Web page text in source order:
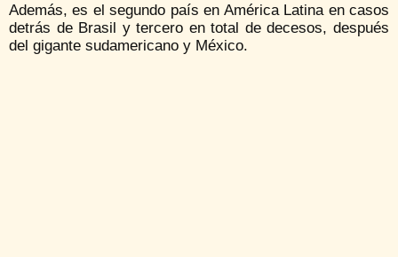
Además, es el segundo país en América Latina en casos
detrás de Brasil y tercero en total de decesos, después
del gigante sudamericano y México.